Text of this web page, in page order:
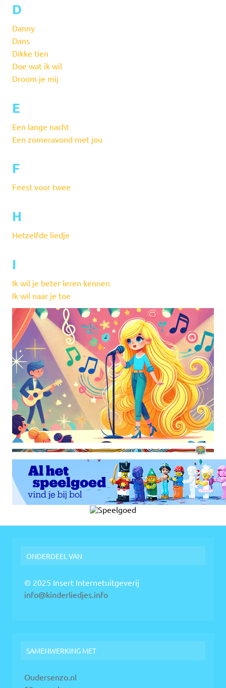
D
Danny
Dans
Dikke tien
Doe wat ik wil
Droom je mij
E
Een lange nacht
Een zomeravond met jou
F
Feest voor twee
H
Hetzelfde liedje
I
Ik wil je beter leren kennen
Ik wil naar je toe
ONDERDEEL VAN
© 2025 Insert Internetuitgeverij
info@kinderliedjes.info
SAMENWERKING MET
Oudersenzo.nl